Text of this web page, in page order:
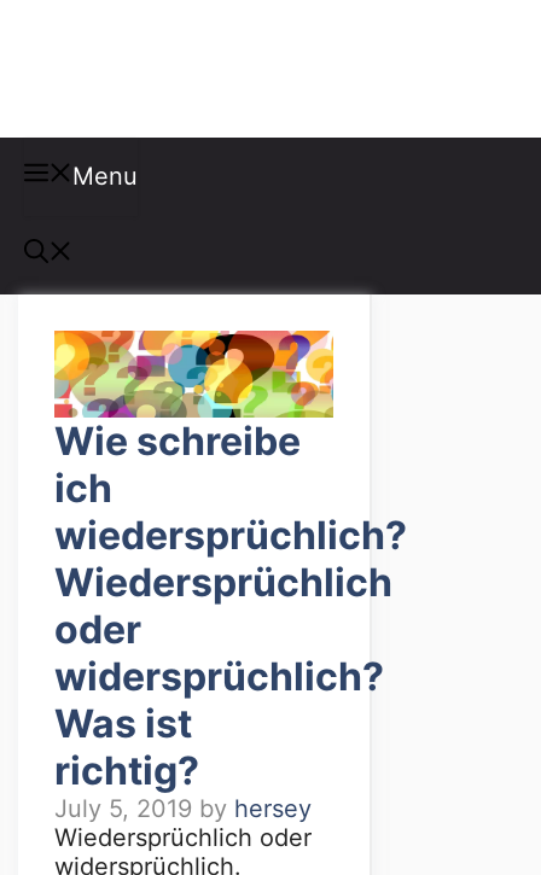
Menu
Wie schreibe
ich
wiedersprüchlich?
Wiedersprüchlich
oder
widersprüchlich?
Was ist
richtig?
July 5, 2019 by hersey
Wiedersprüchlich oder
widersprüchlich.